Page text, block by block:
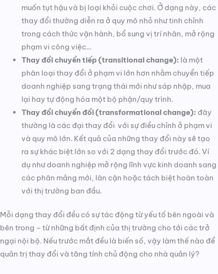
muốn tụt hậu và bị loại khỏi cuộc chơi. Ở dạng này, các
thay đổi thường diễn ra ở quy mô nhỏ như tinh chỉnh
trong cách thức vận hành, bổ sung vị trí nhân, mở rộng
phạm vi công việc…
Thay đổi chuyển tiếp (transitional change): là một
phân loại thay đổi ở phạm vi lớn hơn nhằm chuyển tiếp
doanh nghiệp sang trạng thái mới như sáp nhập, mua
lại hay tự động hóa một bộ phận/quy trình.
Thay đổi chuyển đổi (transformational change): đây
thường là các đại thay đổi với sự điều chỉnh ở phạm vi
và quy mô lớn. Kết quả của những thay đổi này sẽ tạo
ra sự khác biệt lớn so với 2 dạng thay đổi trước đó. Ví
dụ như doanh nghiệp mở rộng lĩnh vực kinh doanh sang
các phân mảng mới, lân cận hoặc tách biệt hoàn toàn
với thị trường ban đầu.
Mỗi dạng thay đổi đều có sự tác động từ yếu tố bên ngoài và
bên trong – từ những bất định của thị trường cho tới các trở
ngại nội bộ. Nếu trước mắt đều là biến số, vậy làm thế nào để
quản trị thay đổi và tăng tính chủ động cho nhà quản lý?